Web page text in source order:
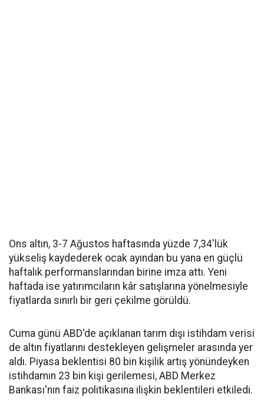
Ons altın, 3-7 Ağustos haftasında yüzde 7,34'lük
yükseliş kaydederek ocak ayından bu yana en güçlü
haftalık performanslarından birine imza attı. Yeni
haftada ise yatırımcıların kâr satışlarına yönelmesiyle
fiyatlarda sınırlı bir geri çekilme görüldü.
Cuma günü ABD'de açıklanan tarım dışı istihdam verisi
de altın fiyatlarını destekleyen gelişmeler arasında yer
aldı. Piyasa beklentisi 80 bin kişilik artış yönündeyken
istihdamın 23 bin kişi gerilemesi, ABD Merkez
Bankası'nın faiz politikasına ilişkin beklentileri etkiledi.